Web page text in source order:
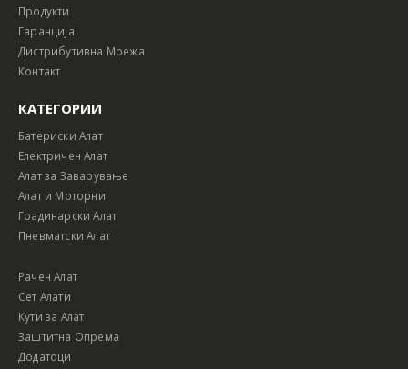
Продукти
Гаранција
Дистрибутивна Мрежа
Контакт
КАТЕГОРИИ
Батериски Алат
Електричен Алат
Алат за Заварување
Алат и Моторни
Градинарски Алат
Пневматски Алат
Рачен Алат
Сет Алати
Кути за Алат
Заштитна Опрема
Додатоци